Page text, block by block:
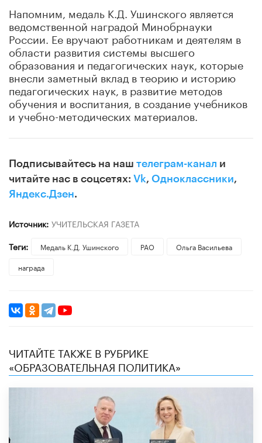
Напомним, медаль К.Д. Ушинского является
ведомственной наградой Минобрнауки
России. Ее вручают работникам и деятелям в
области развития системы высшего
образования и педагогических наук, которые
внесли заметный вклад в теорию и историю
педагогических наук, в развитие методов
обучения и воспитания, в создание учебников
и учебно-методических материалов.
Подписывайтесь на наш телеграм-канал и
читайте нас в соцсетях: Vk, Одноклассники,
Яндекс.Дзен.
Источник: УЧИТЕЛЬСКАЯ ГАЗЕТА
Теги:
Медаль К.Д. Ушинского РАО
Ольга Васильева
награда
ЧИТАЙТЕ ТАКЖЕ В РУБРИКЕ
«ОБРАЗОВАТЕЛЬНАЯ ПОЛИТИКА»